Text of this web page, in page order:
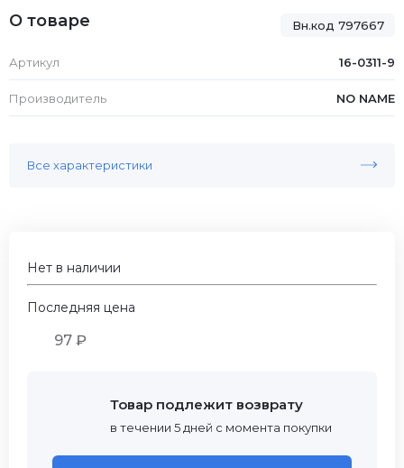
Вн.код 797667
О товаре
Артикул 16-0311-9
Производитель NO NAME
Все характеристики
Нет в наличии
Последняя цена
97 ₽
Товар подлежит возврату
в течении 5 дней с момента покупки